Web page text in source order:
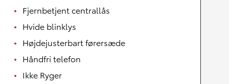
Fjernbetjent centrallås
Hvide blinklys
Højdejusterbart førersæde
Håndfri telefon
Ikke Ryger